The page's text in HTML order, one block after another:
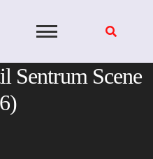
Sentrum Scene